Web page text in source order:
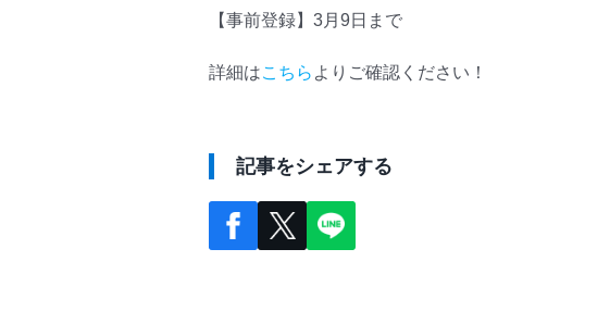
【事前登録】3月9日まで
詳細はこちら よりご確認ください！
記事をシェアする